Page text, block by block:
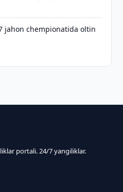
jahon chempionatida oltin
portali. 24/7 yangiliklar.